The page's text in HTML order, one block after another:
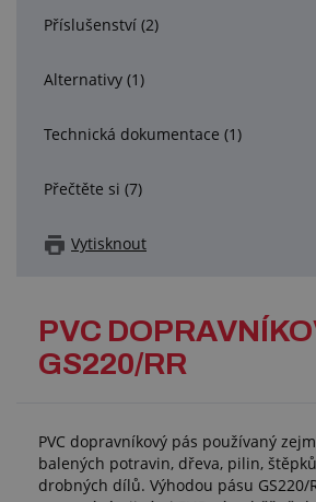
Příslušenství (2)
Alternativy (1)
Technická dokumentace (1)
Přečtěte si (7)
Vytisknout
PVC
GS220/RR
PVC dopravníkový pás používaný
balených potravin, dřeva, pilin,
drobných dílů. Výhodou pásu GS220/